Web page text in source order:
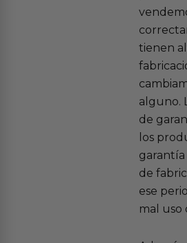
tienen
alguno.
de
los
de
ese
mal uso